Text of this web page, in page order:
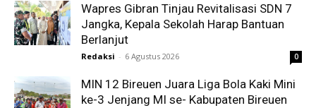
Wapres Gibran Tinjau Revitalisasi SDN 7
Jangka, Kepala Sekolah Harap Bantuan
Berlanjut
Redaksi - 6 Agustus 2026 0
MIN 12 Bireuen Juara Liga Bola Kaki Mini
ke-3 Jenjang MI se- Kabupaten Bireuen